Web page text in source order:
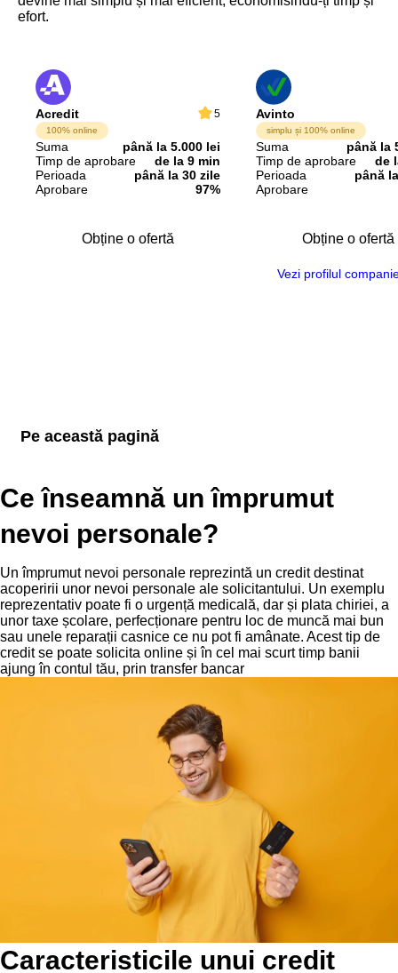
efort.
Acredit 5
100% online
Suma
până la 5.000 lei
Timp de aprobare
de la 9 min
Perioada
până la 30 zile
Aprobare
97%
Obține o ofertă
Avinto
simplu și 100% online
Suma
până la
Timp de aprobare
de
Perioada
până
Aprobare
Obține o ofertă
Vezi profilul
Pe această pagină
Ce înseamnă un împrumut
nevoi personale?
Un împrumut nevoi personale reprezintă un credit destinat
acoperirii unor nevoi personale ale solicitantului. Un exemplu
reprezentativ poate fi o urgență medicală, dar și plata chiriei, a
unor taxe școlare, perfecționare pentru loc de muncă mai bun
sau unele reparații casnice ce nu pot fi amânate. Acest tip de
credit se poate solicita online și în cel mai scurt timp banii
ajung în contul tău, prin transfer bancar
Caracteristicile unui credit